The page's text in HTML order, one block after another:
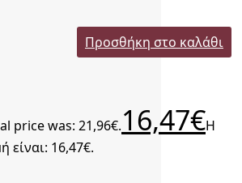
Προσθήκη στο καλάθι
price was: 21,96€.16,47€Η
είναι: 16,47€.